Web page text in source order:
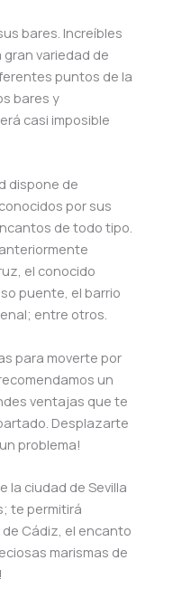
bares. Increíbles
variedad de
puntos de la
bares y
casi imposible
dispone de
por sus
de todo tipo.
el conocido
puente, el barrio
entre otros.
para moverte por
un
ventajas que te
Desplazarte
problema!
la ciudad de Sevilla
te permitirá
Cádiz, el encanto
marismas de